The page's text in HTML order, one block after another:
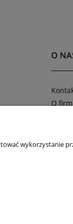
O
O
wykorzystanie